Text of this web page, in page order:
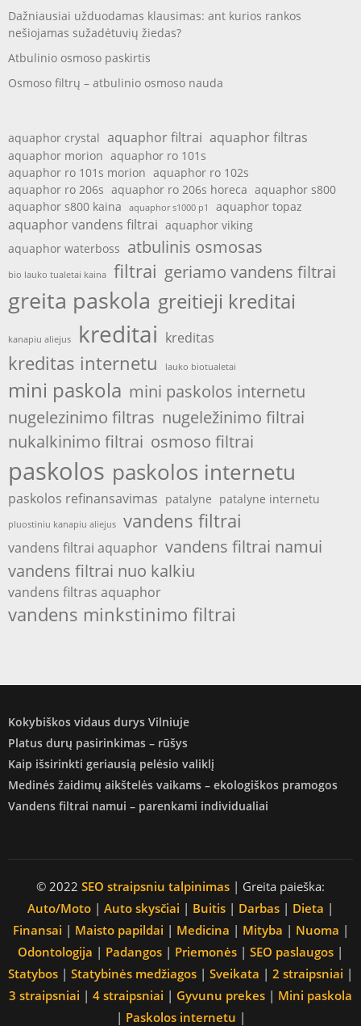
Dažniausiai užduodamas klausimas: ant kurios rankos
nešiojamas sužadėtuvių žiedas?
Atbulinio osmoso paskirtis
Osmoso filtrų – atbulinio osmoso nauda
aquaphor crystal aquaphor filtrai aquaphor filtras
aquaphor morion aquaphor ro 101s
aquaphor ro 101s morion aquaphor ro 102s
aquaphor ro 206s aquaphor ro 206s horeca aquaphor s800
aquaphor s800 kaina
aquaphor s1000 p1 aquaphor topaz
aquaphor vandens filtrai aquaphor viking
aquaphor waterboss atbulinis osmosas
bio lauko tualetai kaina filtrai geriamo vandens filtrai
greita paskola greitieji kreditai
kanapiu aliejus kreditai kreditas
kreditas internetu lauko biotualetai
mini paskola mini paskolos internetu
nugelezinimo filtras nugeležinimo filtrai
nukalkinimo filtrai osmoso filtrai
paskolos paskolos internetu
paskolos refinansavimas patalyne patalyne internetu
pluostiniu kanapiu aliejus vandens filtrai
vandens filtrai aquaphor vandens filtrai namui
vandens filtrai nuo kalkiu
vandens filtras aquaphor
vandens minkstinimo filtrai
Kokybiškos vidaus durys Vilniuje
Platus durų pasirinkimas – rūšys
Kaip išsirinkti geriausią pelėsio valiklį
Medinės žaidimų aikštelės vaikams – ekologiškos pramogos
Vandens filtrai namui – parenkami individualiai
© 2022 SEO straipsniu talpinimas | Greita paieška:
Auto/Moto | Auto skysčiai | Buitis | Darbas | Dieta |
Finansai | Maisto papildai | Medicina | Mityba | Nuoma |
Odontologija | Padangos | Priemonės | SEO paslaugos |
Statybos | Statybinės medžiagos | Sveikata | 2 straipsniai |
3 straipsniai | 4 straipsniai | Gyvunu prekes | Mini paskola
| Paskolos internetu |